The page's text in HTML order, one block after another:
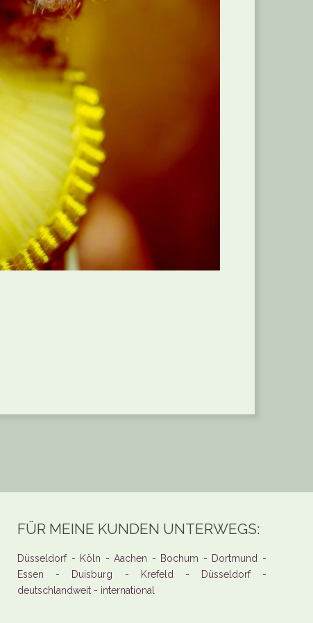
FÜR MEINE KUNDEN UNTERWEGS:
Düsseldorf - Köln - Aachen - Bochum - Dortmund -
Essen - Duisburg - Krefeld - Düsseldorf -
deutschlandweit - international